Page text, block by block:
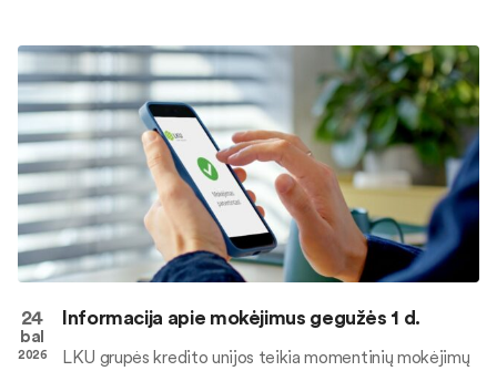
24
bal
2026
Informacija apie mokėjimus gegužės 1 d.
LKU grupės kredito unijos teikia momentinių mokėjimų